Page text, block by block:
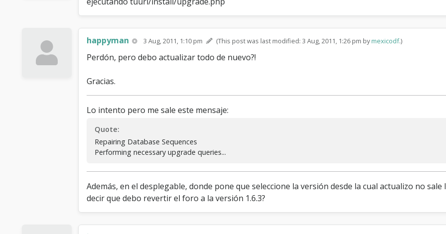
happyman 3 Aug, 2011, 1:10 pm (This post was last modified: 3 Aug, 2011, 1:26 pm bymexicodf.)
Perdón, pero debo actualizar todo de nuevo?!
Gracias.
Lo intento pero me sale este mensaje:
Quote:
Repairing Database Sequences
Performing necessary upgrade queries...
Además, en el desplegable, donde pone que seleccione la versión desde la cual actualizo no
decir que debo revertir el foro a la versión 1.6.3?